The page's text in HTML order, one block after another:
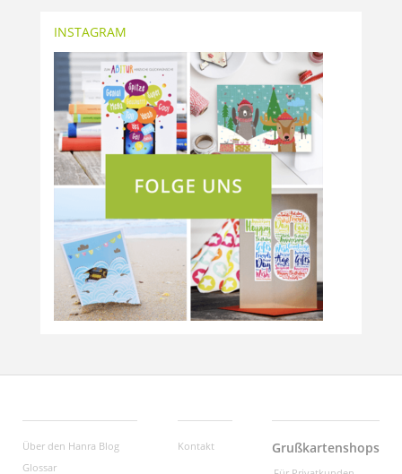
INSTAGRAM
Über den Hanra Blog
Glossar
Kontakt Grußkartenshops